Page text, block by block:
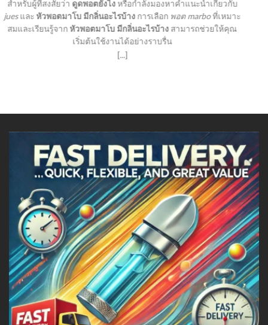
สำหรับผู้ที่สงสัยว่าดูดพอตยังไงหรือกำลังมองหาคำแนะนำเกี่ยวกับ
juesและหัวพอตมาโบ มีกลิ่นอะไรบ้างการเลือกพอต marboที่เหมาะ
สมและเรียนรู้จากหัวพอตมาโบ มีกลิ่นอะไรบ้างสามารถช่วยให้คุณ
เริ่มต้นใช้งานได้อย่างราบรื่น